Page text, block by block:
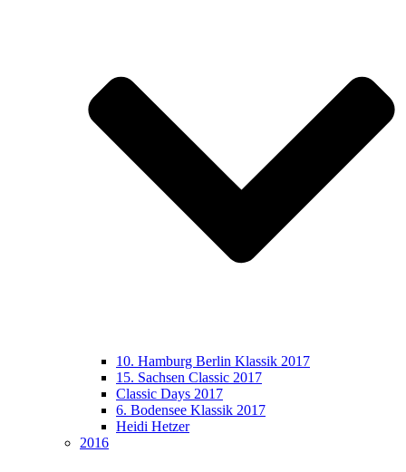
10. Hamburg Berlin Klassik 2017
15. Sachsen Classic 2017
Classic Days 2017
6. Bodensee Klassik 2017
Heidi Hetzer
2016